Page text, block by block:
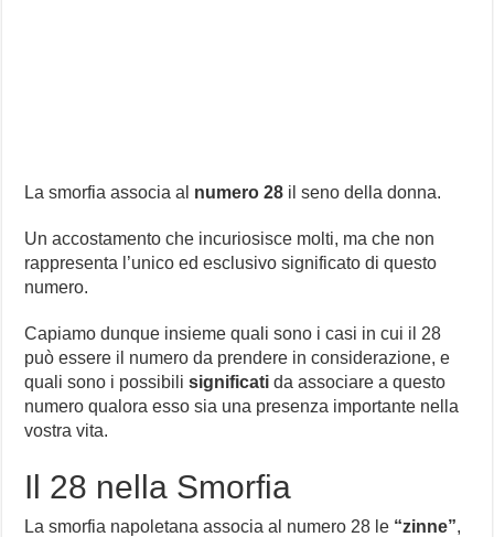
La smorfia associa al numero 28 il seno della donna.
Un accostamento che incuriosisce molti, ma che non
rappresenta l’unico ed esclusivo significato di questo
numero.
Capiamo dunque insieme quali sono i casi in cui il 28
può essere il numero da prendere in considerazione, e
quali sono i possibilisignificati da associare a questo
numero qualora esso sia una presenza importante nella
vostra vita.
Il 28 nella Smorfia
La smorfia napoletana associa al numero 28 le “zinne”,